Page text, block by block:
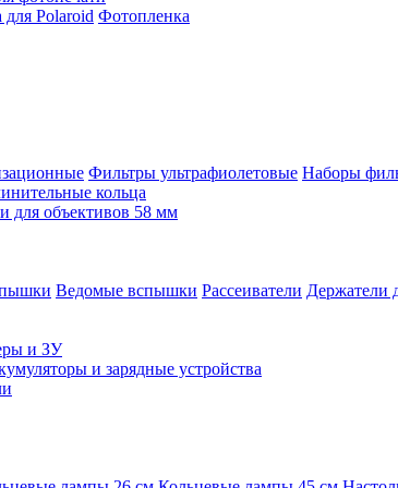
Polaroid Фотопленка
Фильтры ультрафиолетовые Наборы
кольца
для объективов 58 мм
Ведомые вспышки Рассеиватели Держатели
и ЗУ
и зарядные устройства